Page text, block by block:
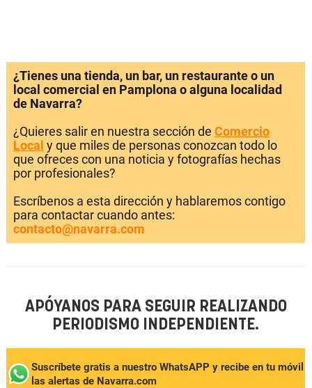
¿Tienes una tienda, un bar, un restaurante o un
local comercial en Pamplona o alguna localidad
de Navarra?
¿Quieres salir en nuestra sección de Comercio
Local y que miles de personas conozcan todo lo
que ofreces con una noticia y fotografías hechas
por profesionales?
Escríbenos a esta dirección y hablaremos contigo
para contactar cuando antes:
contacto@navarra.com
APÓYANOS PARA SEGUIR REALIZANDO
PERIODISMO INDEPENDIENTE.
Suscríbete gratis a nuestro WhatsAPP y recibe en tu móvil
las alertas de Navarra.com